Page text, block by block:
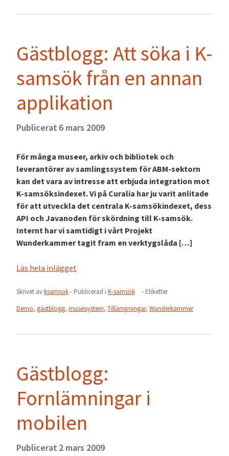
Gästblogg: Att söka i K-
samsök från en annan
applikation
Publicerat 6 mars 2009
För många museer, arkiv och bibliotek och
leverantörer av samlingssystem för ABM-sektorn
kan det vara av intresse att erbjuda integration mot
K-samsöksindexet. Vi på Curalia har ju varit anlitade
för att utveckla det centrala K-samsökindexet, dess
API och Javanoden för skördning till K-samsök.
Internt har vi samtidigt i vårt Projekt
Wunderkammer tagit fram en verktygslåda […]
Läs hela inlägget
Skrivet avksamsok- Publicerad i K-samsök
- Etiketter
Demo, gästblogg, museisystem, Tillämpningar, Wunderkammer
Gästblogg:
Fornlämningar i
mobilen
Publicerat 2 mars 2009